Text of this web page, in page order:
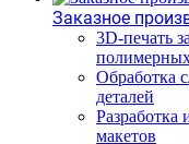
Заказное
3D-печать
Обработка
деталей
Разработка
макетов